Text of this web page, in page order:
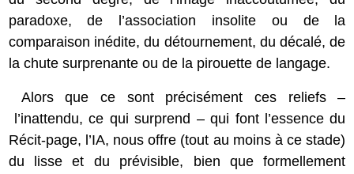
paradoxe, de l’association insolite ou de la
comparaison inédite, du détournement, du décalé, de
la chute surprenante ou de la pirouette de langage.
Alors que ce sont précisément ces reliefs ‒
l’inattendu, ce qui surprend ‒ qui font l’essence du
Récit-page, l’IA, nous offre (tout au moins à ce stade)
du lisse et du prévisible, bien que formellement